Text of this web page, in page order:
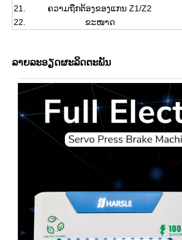
21.
ຄວາມຖືກຕ້ອງຂອງແກນ Z1/Z2
22.
ຂະໜາດ
ລາຍລະອຽດຜະລິດຕະພັນ